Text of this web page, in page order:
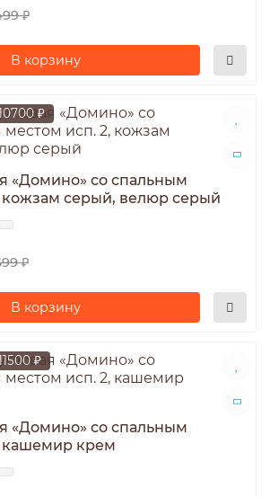
₽
В корзину
₽
«Домино» со спальным
кожзам серый, велюр серый
₽
В корзину
₽
«Домино» со спальным
кашемир крем